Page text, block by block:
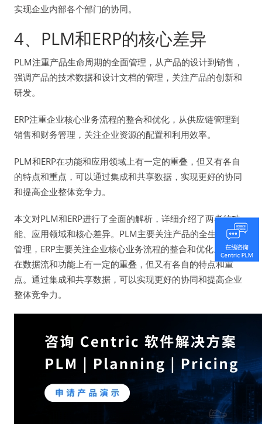
实现企业内部各个部门的协同。
4、PLM和ERP的核心差异
PLM注重产品生命周期的全面管理，从产品的设计到销售，
强调产品的技术数据和设计文档的管理，关注产品的创新和
研发。
ERP注重企业核心业务流程的整合和优化，从供应链管理到
销售和财务管理，关注企业资源的配置和利用效率。
PLM和ERP在功能和应用领域上有一定的重叠，但又有各自
的特点和重点，可以通过集成和共享数据，实现更好的协同
和提高企业整体竞争力。
本文对PLM和ERP进行了全面的解析，详细介绍了两者的功
能、应用领域和核心差异。PLM主要关注产品的全生命周期
管理，ERP主要关注企业核心业务流程的整合和优化。两者
在数据流和功能上有一定的重叠，但又有各自的特点和重
点。通过集成和共享数据，可以实现更好的协同和提高企业
整体竞争力。